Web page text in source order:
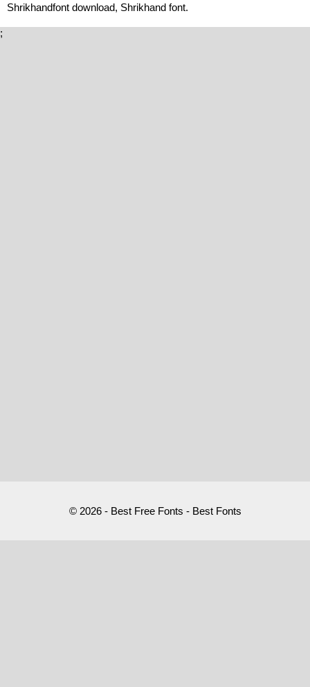
Shrikhandfont download, Shrikhand font.
;
© 2026 - Best Free Fonts - Best Fonts